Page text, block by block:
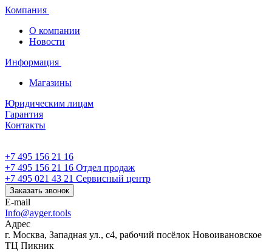
Компания
О компании
Новости
Информация
Магазины
Юридическим лицам
Гарантия
Контакты
+7 495 156 21 16
+7 495 156 21 16 Отдел продаж
+7 495 021 43 21 Cервисный центр
Заказать звонок
E-mail
Info@ayger.tools
Адрес
г. Москва, Западная ул., с4, рабочий посёлок Новоивановское
ТЦ Пикник